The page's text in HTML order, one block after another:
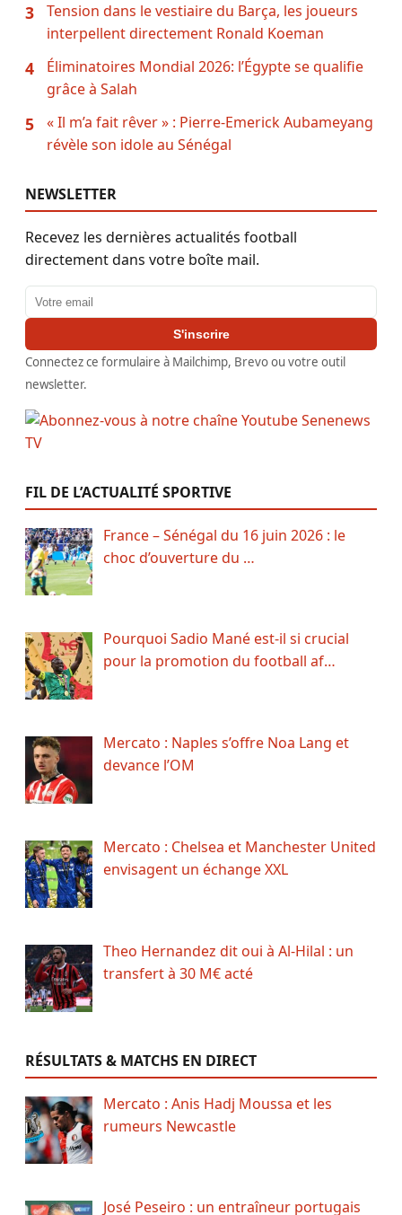
3
Tension dans le vestiaire du Barça, les joueurs
interpellent directement Ronald Koeman
4
Éliminatoires Mondial 2026: l’Égypte se qualifie
grâce à Salah
5
« Il m’a fait rêver » : Pierre-Emerick Aubameyang
révèle son idole au Sénégal
NEWSLETTER
Recevez les dernières actualités football
directement dans votre boîte mail.
Adresse email
S'inscrire
Connectez ce formulaire à Mailchimp, Brevo ou votre outil
newsletter.
FIL DE L’ACTUALITÉ SPORTIVE
France – Sénégal du 16 juin 2026 : le
choc d’ouverture du …
Pourquoi Sadio Mané est-il si crucial
pour la promotion du football af…
Mercato : Naples s’offre Noa Lang et
devance l’OM
Mercato : Chelsea et Manchester United
envisagent un échange XXL
Theo Hernandez dit oui à Al-Hilal : un
transfert à 30 M€ acté
RÉSULTATS & MATCHS EN DIRECT
Mercato : Anis Hadj Moussa et les
rumeurs Newcastle
José Peseiro : un entraîneur portugais